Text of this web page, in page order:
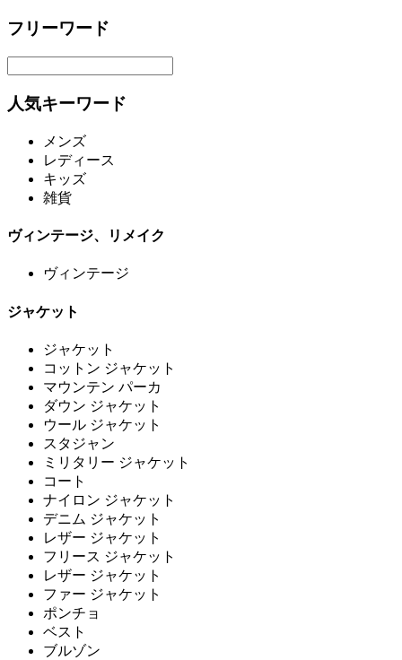
フリーワード
人気キーワード
メンズ
レディース
キッズ
雑貨
ヴィンテージ、リメイク
ヴィンテージ
ジャケット
ジャケット
コットン ジャケット
マウンテン パーカ
ダウン ジャケット
ウール ジャケット
スタジャン
ミリタリー ジャケット
コート
ナイロン ジャケット
デニム ジャケット
レザー ジャケット
フリース ジャケット
レザー ジャケット
ファー ジャケット
ポンチョ
ベスト
ブルゾン